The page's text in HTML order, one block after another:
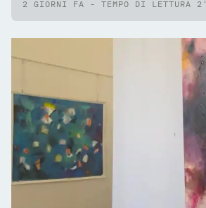
2 GIORNI FA - TEMPO DI LETTURA 2'